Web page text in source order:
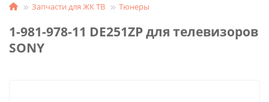
Запчасти для ЖК ТВ Тюнеры
1-981-978-11 DE251ZP для телевизоров
SONY